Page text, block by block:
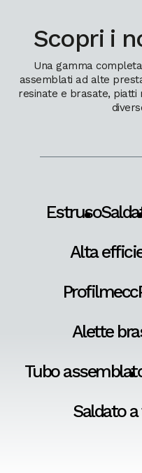
Scopri i
Una gamma
assemblati ad alte
resinate e brasate, piatti
Estruso
Alta
Alette
Tubo
Saldato